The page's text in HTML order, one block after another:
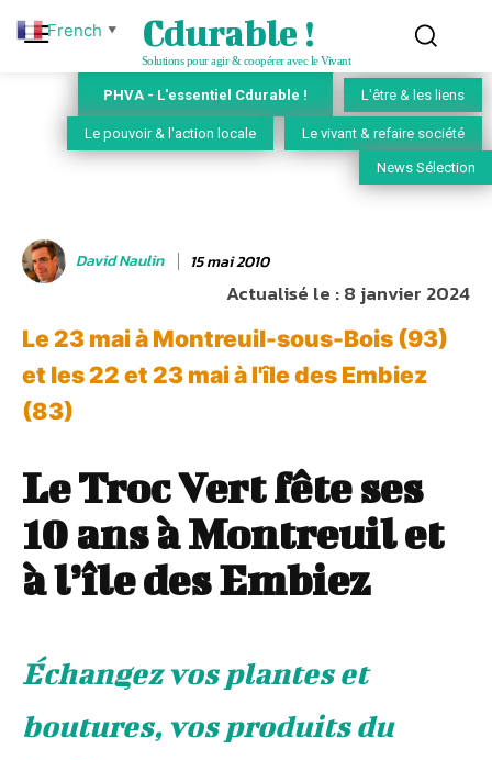
Cdurable !
Solutions pour agir & coopérer avec le Vivant
PHVA - L'essentiel Cdurable ! L'être & les liens
Le pouvoir & l'action locale Le vivant & refaire société
News Sélection
David Naulin 15 mai 2010
Actualisé le :8 janvier 2024
Le 23 mai à Montreuil-sous-Bois (93)
et les 22 et 23 mai à l'île des Embiez
(83)
Le Troc Vert fête ses
10 ans à Montreuil et
à l’île des Embiez
Échangez vos plantes et
boutures, vos produits du
French ▼